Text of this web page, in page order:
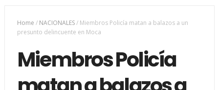
Home / NACIONALES/ Miembros Policía matan a balazos a un
presunto delincuente en Moca
Miembros Policía